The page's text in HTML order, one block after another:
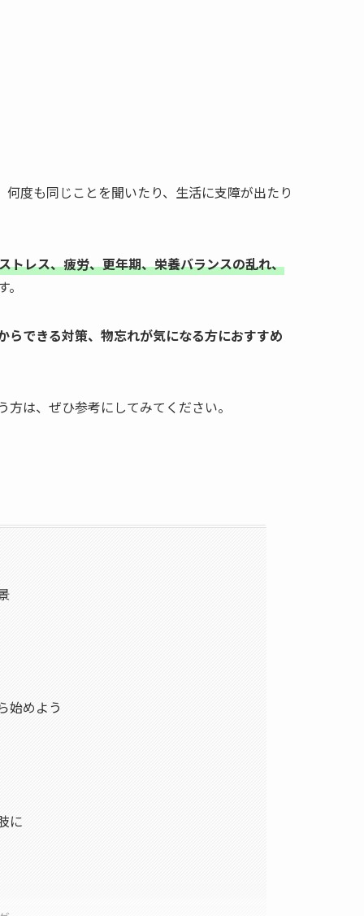
度も同じことを聞いたり、生活に支障が出たり
トレス、疲労、更年期、栄養バランスの乱れ、
できる対策、物忘れが気になる方におすすめ
は、ぜひ参考にしてみてください。
始めよう
に